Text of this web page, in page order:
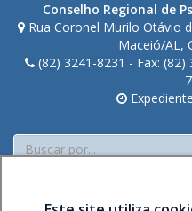
Conselho Regional de
Rua Coronel Murilo Otávio
Maceió/AL,
(82) 3241-8231 - Fax: (82)
Buscar